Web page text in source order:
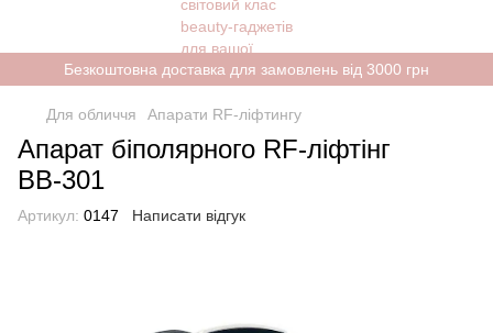
Безкоштовна доставка для замовлень від 3000 грн
Для обличчя Апарати RF-ліфтингу
Апарат біполярного RF-ліфтінг
ВВ-301
Артикул: 0147 Написати відгук